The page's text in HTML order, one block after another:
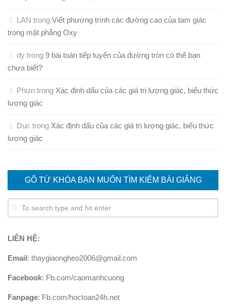
LAN trong Viết phương trình các đường cao của tam giác
trong mặt phẳng Oxy
dy trong 9 bài toán tiếp tuyến của đường tròn có thể bạn
chưa biết?
Phưn trong Xác định dấu của các giá trị lượng giác, biểu thức
lượng giác
Duc trong Xác định dấu của các giá trị lượng giác, biểu thức
lượng giác
GÕ TỪ KHÓA BẠN MUỐN TÌM KIẾM BÀI GIẢNG
LIÊN HỆ:
Email: thaygiaongheo2006@gmail.com
Facebook: Fb.com/caomanhcuong
Fanpage: Fb.com/hoctoan24h.net